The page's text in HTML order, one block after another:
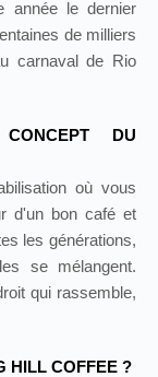
année le dernier
de milliers
carnaval de Rio
DU
où vous
d'un bon café et
les générations,
se mélangent.
qui rassemble,
HILL COFFEE ?